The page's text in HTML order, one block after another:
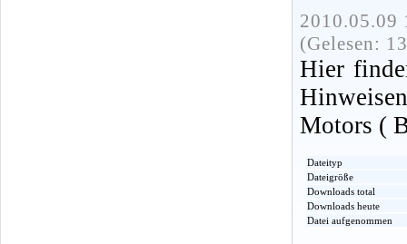
2010.05.09
(Gelesen:
Hier
Motors (
Dateityp
Dateigröße
Downloads total
Downloads heute
Datei aufgenommen